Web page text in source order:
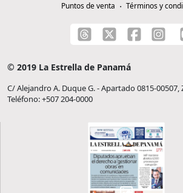
Puntos de venta
Términos y
© 2019 La Estrella de Panamá
C/ Alejandro A. Duque G. - Apartado 0815-00507,
Teléfono: +507 204-0000